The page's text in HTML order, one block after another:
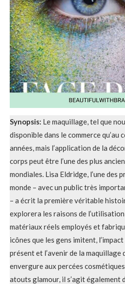
Synopsis: Le maquillage, tel que
disponible dans le commerce qu’au
années, mais l’application de la
corps peut être l’une des plus
mondiales. Lisa Eldridge, l’une des
monde – avec un public très
– a écrit la première véritable
explorera les raisons de
matériaux réels employés et
icônes que les gens imitent,
présent et l’avenir de la maquillage
envergure aux percées
atouts glamour, il s’agit également